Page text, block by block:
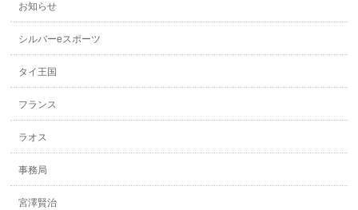
お知らせ
シルバーeスポーツ
タイ王国
フランス
ラオス
事務局
宮澤賢治